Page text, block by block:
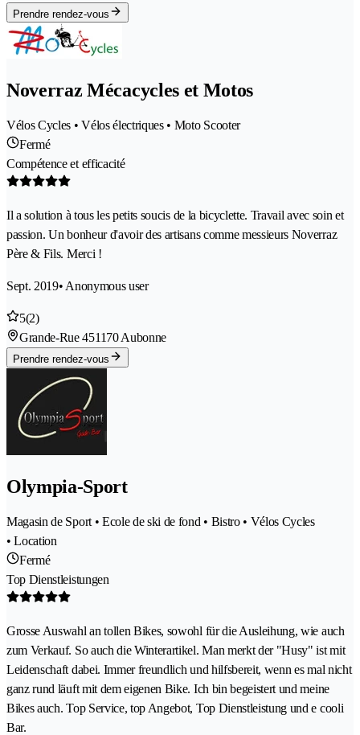
Prendre rendez-vous
Noverraz Mécacycles et Motos
Vélos Cycles • Vélos électriques • Moto Scooter
Fermé
Compétence et efficacité
Il a solution à tous les petits soucis de la bicyclette. Travail avec soin et
passion. Un bonheur d'avoir des artisans comme messieurs Noverraz
Père & Fils. Merci !
Sept. 2019• Anonymous user
5(2)
Grande-Rue 451170 Aubonne
Prendre rendez-vous
Olympia-Sport
Magasin de Sport • Ecole de ski de fond • Bistro • Vélos Cycles
• Location
Fermé
Top Dienstleistungen
Grosse Auswahl an tollen Bikes, sowohl für die Ausleihung, wie auch
zum Verkauf. So auch die Winterartikel. Man merkt der "Husy" ist mit
Leidenschaft dabei. Immer freundlich und hilfsbereit, wenn es mal nicht
ganz rund läuft mit dem eigenen Bike. Ich bin begeistert und meine
Bikes auch. Top Service, top Angebot, Top Dienstleistung und e cooli
Bar.